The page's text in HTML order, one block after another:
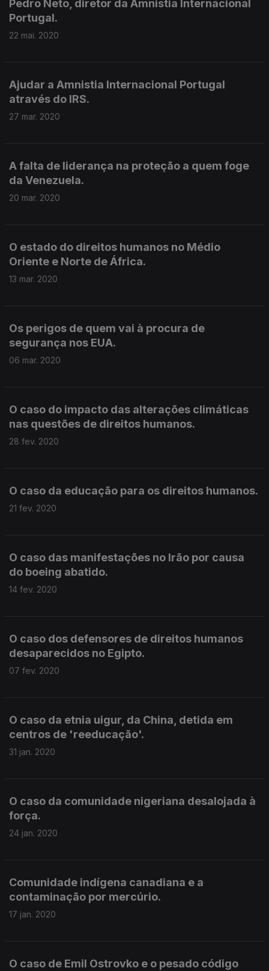
Pedro Neto, diretor da Amnistia Internacional
Portugal.
22 mai. 2020
Ajudar a Amnistia Internacional Portugal
através do IRS.
27 mar. 2020
A falta de liderança na proteção a quem foge
da Venezuela.
20 mar. 2020
O estado do direitos humanos no Médio
Oriente e Norte de África.
13 mar. 2020
Os perigos de quem vai à procura de
segurança nos EUA.
06 mar. 2020
O caso do impacto das alterações climáticas
nas questões de direitos humanos.
28 fev. 2020
O caso da educação para os direitos humanos.
21 fev. 2020
O caso das manifestações no Irão por causa
do boeing abatido.
14 fev. 2020
O caso dos defensores de direitos humanos
desaparecidos no Egipto.
07 fev. 2020
O caso da etnia uigur, da China, detida em
centros de 'reeducação'.
31 jan. 2020
O caso da comunidade nigeriana desalojada à
força.
24 jan. 2020
Comunidade indígena canadiana e a
contaminação por mercúrio.
17 jan. 2020
O caso de Emil Ostrovko e o pesado código